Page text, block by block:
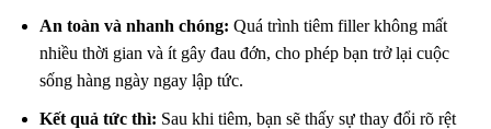
An toàn và nhanh chóng: Quá trình tiêm filler không mất
nhiều thời gian và ít gây đau đớn, cho phép bạn trở lại cuộc
sống hàng ngày ngay lập tức.
Kết quả tức thì: Sau khi tiêm, bạn sẽ thấy sự thay đổi rõ rệt